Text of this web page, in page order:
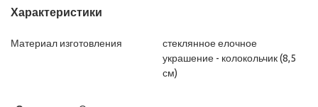
Характеристики
Материал изготовления
стеклянное елочное
украшение - колокольчик (8,5
см)